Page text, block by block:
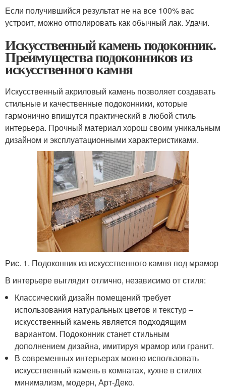
Если получившийся результат не на все 100% вас
устроит, можно отполировать как обычный лак. Удачи.
Искусственный камень подоконник.
Преимущества подоконников из
искусственного камня
Искусственный акриловый камень позволяет создавать
стильные и качественные подоконники, которые
гармонично впишутся практический в любой стиль
интерьера. Прочный материал хорош своим уникальным
дизайном и эксплуатационными характеристиками.
Рис. 1. Подоконник из искусственного камня под мрамор
В интерьере выглядит отлично, независимо от стиля:
Классический дизайн помещений требует
использования натуральных цветов и текстур –
искусственный камень является подходящим
вариантом. Подоконник станет стильным
дополнением дизайна, имитируя мрамор или гранит.
В современных интерьерах можно использовать
искусственный камень в комнатах, кухне в стилях
минимализм, модерн, Арт-Деко.